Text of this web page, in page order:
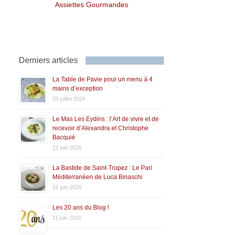
Assiettes Gourmandes
Derniers articles
La Table de Pavie pour un menu à 4
mains d’exception
20 juillet 2026
Le Mas Les Eydins : l’Art de vivre et de
recevoir d’Alexandra et Christophe
Bacquié
22 juin 2026
La Bastide de Saint-Tropez : Le Pari
Méditerranéen de Luca Binaschi
16 juin 2026
Les 20 ans du Blog !
11 juin 2026